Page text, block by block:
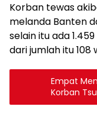
Korban tewas
melanda Banten
selain itu ada
dari jumlah itu
Empat
Korban